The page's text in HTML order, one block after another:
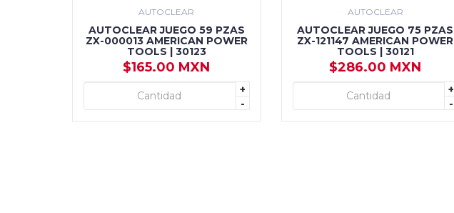
AUTOCLEAR
AUTOCLEAR JUEGO 59 PZAS
ZX-000013 AMERICAN POWER
TOOLS | 30123
$165.00 MXN
+
-
+ AGREGAR
AUTOCLEAR
AUTOCLEAR JUEGO 75 PZAS
ZX-121147 AMERICAN POWER
TOOLS | 30121
$286.00 MXN
+
-
+ AGREGAR